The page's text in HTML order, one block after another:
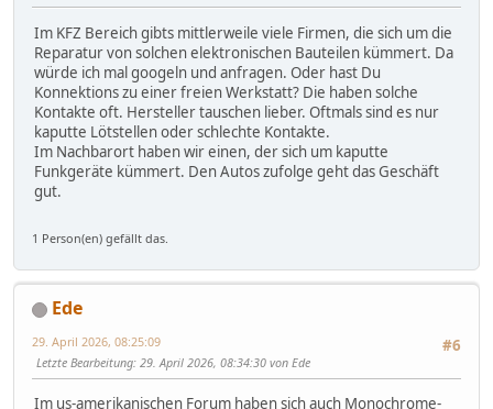
Im KFZ Bereich gibts mittlerweile viele Firmen, die sich um die
Reparatur von solchen elektronischen Bauteilen kümmert. Da
würde ich mal googeln und anfragen. Oder hast Du
Konnektions zu einer freien Werkstatt? Die haben solche
Kontakte oft. Hersteller tauschen lieber. Oftmals sind es nur
kaputte Lötstellen oder schlechte Kontakte.
Im Nachbarort haben wir einen, der sich um kaputte
Funkgeräte kümmert. Den Autos zufolge geht das Geschäft
gut.
1 Person(en) gefällt das.
Ede
#6
29. April 2026, 08:25:09
Letzte Bearbeitung: 29. April 2026, 08:34:30 von Ede
Im us-amerikanischen Forum haben sich auch Monochrome-